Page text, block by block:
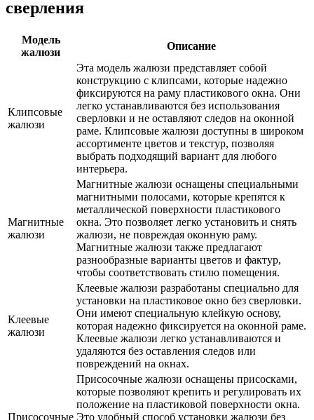
сверления
Модель
жалюзи
Описание
Клипсовые
жалюзи
Эта модель жалюзи представляет собой
конструкцию с клипсами, которые надежно
фиксируются на раму пластикового окна. Они
легко устанавливаются без использования
сверловки и не оставляют следов на оконной
раме. Клипсовые жалюзи доступны в широком
ассортименте цветов и текстур, позволяя
выбрать подходящий вариант для любого
интерьера.
Магнитные
жалюзи
Магнитные жалюзи оснащены специальными
магнитными полосами, которые крепятся к
металлической поверхности пластикового
окна. Это позволяет легко установить и снять
жалюзи, не повреждая оконную раму.
Магнитные жалюзи также предлагают
разнообразные варианты цветов и фактур,
чтобы соответствовать стилю помещения.
Клеевые
жалюзи
Клеевые жалюзи разработаны специально для
установки на пластиковое окно без сверловки.
Они имеют специальную клейкую основу,
которая надежно фиксируется на оконной раме.
Клеевые жалюзи легко устанавливаются и
удаляются без оставления следов или
повреждений на окнах.
Присосочные
Присосочные жалюзи оснащены присосками,
которые позволяют крепить и регулировать их
положение на пластиковой поверхности окна.
Это удобный способ установки жалюзи без